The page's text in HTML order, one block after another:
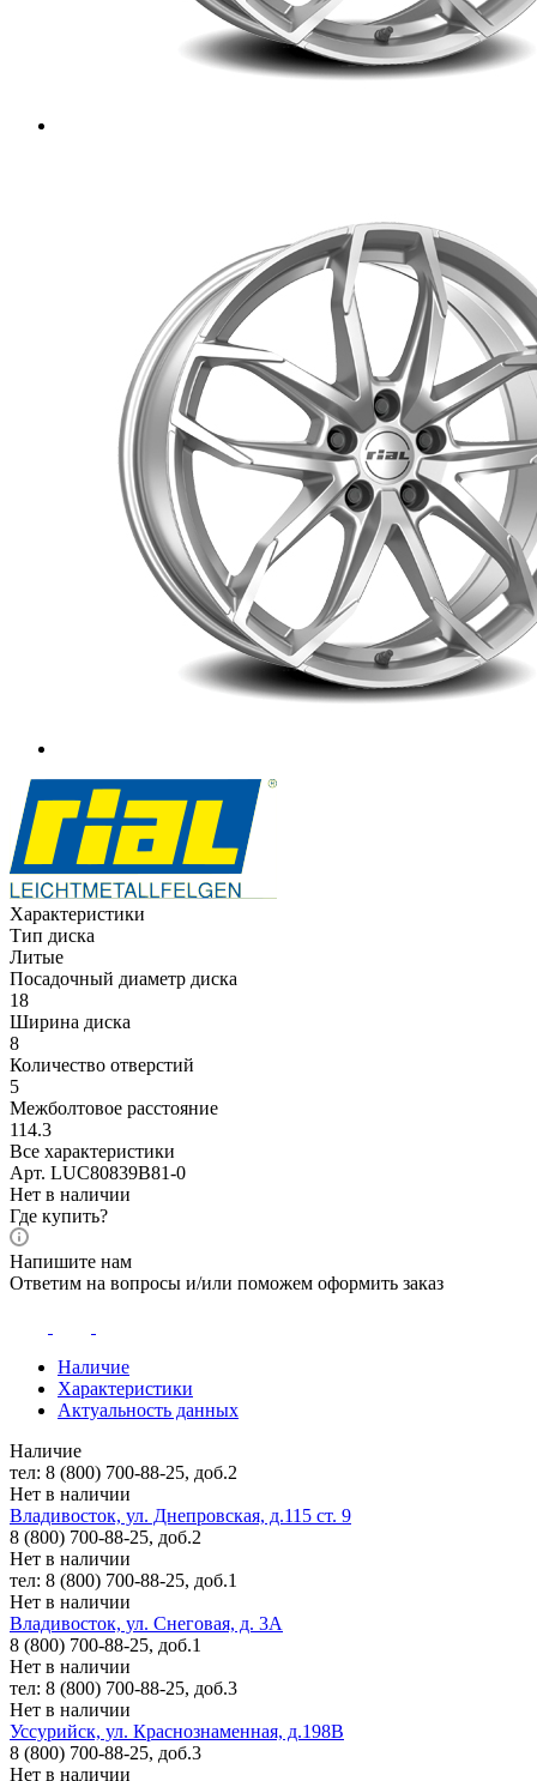
Характеристики
Тип диска
Литые
Посадочный диаметр диска
18
Ширина диска
8
Количество отверстий
5
Межболтовое расстояние
114.3
Все характеристики
Арт. LUC80839B81-0
Нет в наличии
Где купить?
Напишите нам
Ответим на вопросы и/или поможем оформить заказ
Наличие
Характеристики
Актуальность данных
Наличие
тел: 8 (800) 700-88-25, доб.2
Нет в наличии
Владивосток, ул. Днепровская, д.115 ст. 9
8 (800) 700-88-25, доб.2
Нет в наличии
тел: 8 (800) 700-88-25, доб.1
Нет в наличии
Владивосток, ул. Снеговая, д. 3А
8 (800) 700-88-25, доб.1
Нет в наличии
тел: 8 (800) 700-88-25, доб.3
Нет в наличии
Уссурийск, ул. Краснознаменная, д.198В
8 (800) 700-88-25, доб.3
Нет в наличии